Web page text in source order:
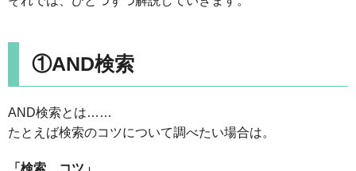
①AND検索
AND検索とは……
たとえば検索のコツについて調べたい場合は。
「検索 コツ」